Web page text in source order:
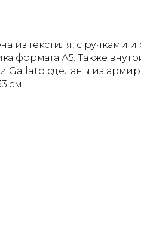
из текстиля, с ручками
формата А5. Также
Gallato сделаны из
см